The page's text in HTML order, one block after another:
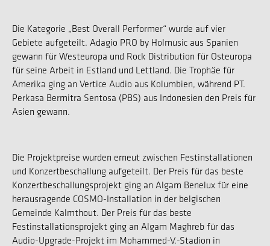
Die Kategorie „Best Overall Performer“ wurde auf vier
Gebiete aufgeteilt. Adagio PRO by Holmusic aus Spanien
gewann für Westeuropa und Rock Distribution für Osteuropa
für seine Arbeit in Estland und Lettland. Die Trophäe für
Amerika ging an Vertice Audio aus Kolumbien, während PT.
Perkasa Bermitra Sentosa (PBS) aus Indonesien den Preis für
Asien gewann.
Die Projektpreise wurden erneut zwischen Festinstallationen
und Konzertbeschallung aufgeteilt. Der Preis für das beste
Konzertbeschallungsprojekt ging an Algam Benelux für eine
herausragende COSMO-Installation in der belgischen
Gemeinde Kalmthout. Der Preis für das beste
Festinstallationsprojekt ging an Algam Maghreb für das
Audio-Upgrade-Projekt im Mohammed-V.-Stadion in